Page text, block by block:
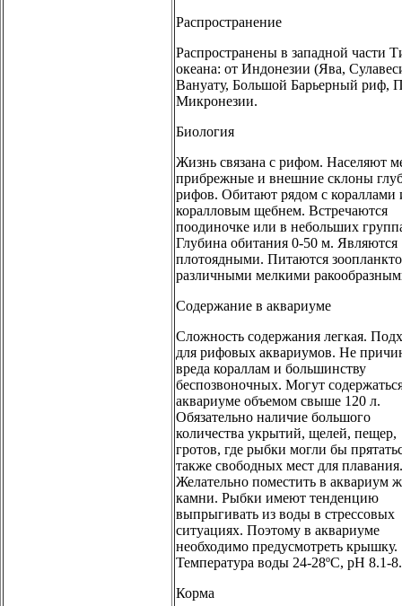
Распространение
Распространены в западной части
океана: от Индонезии (Ява,
Вануату, Большой Барьерный риф,
Микронезии.
Биология
Жизнь связана с рифом. Населяют
прибрежные и внешние склоны
рифов. Обитают рядом с кораллами
коралловым щебнем. Встречаются
поодиночке или в небольших
Глубина обитания 0-50 м. Являются
плотоядными. Питаются
различными мелкими
Содержание в аквариуме
Сложность содержания легкая.
для рифовых аквариумов. Не
вреда кораллам и большинству
беспозвоночных. Могут
аквариуме объемом свыше 120 л.
Обязательно наличие большого
количества укрытий, щелей, пещер,
гротов, где рыбки могли бы
также свободных мест для плавания.
Желательно поместить в аквариум
камни. Рыбки имеют тенденцию
выпрыгивать из воды в стрессовых
ситуациях. Поэтому в аквариуме
необходимо предусмотреть крышку.
Температура воды 24-28ºC, pH 8.1-
Корма